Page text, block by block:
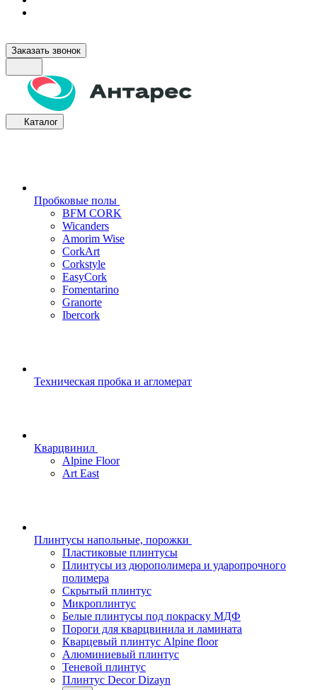
Заказать звонок
Каталог
Пробковые полы
BFM CORK
Wicanders
Amorim Wise
CorkArt
Corkstyle
EasyCork
Fomentarino
Granorte
Ibercork
Техническая пробка и агломерат
Кварцвинил
Alpine Floor
Art East
Плинтусы напольные, порожки
Пластиковые плинтусы
Плинтусы из дюрополимера и ударопрочного
полимера
Скрытый плинтус
Микроплинтус
Белые плинтусы под покраску МДФ
Пороги для кварцвинила и ламината
Кварцевый плинтус Alpine floor
Алюминиевый плинтус
Теневой плинтус
Плинтус Decor Dizayn